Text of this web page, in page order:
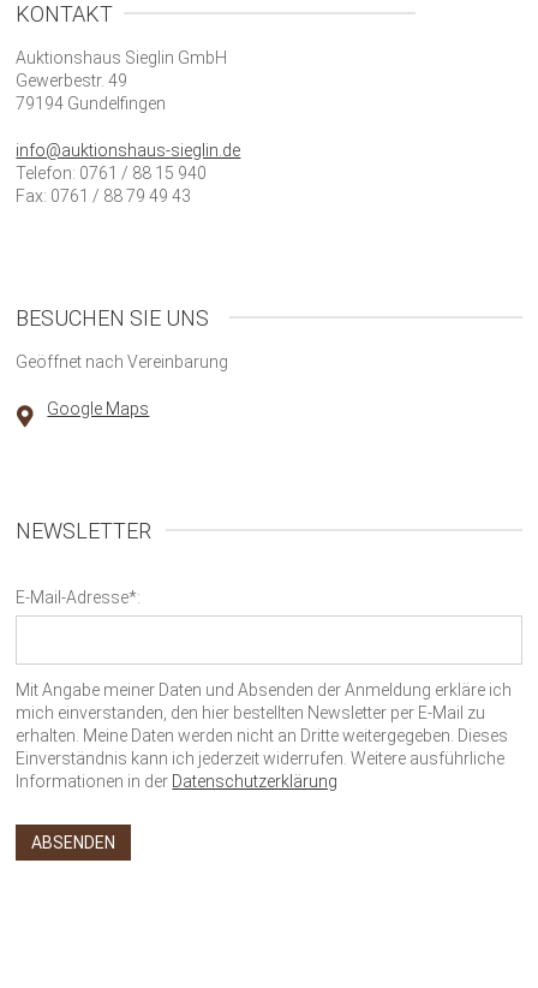
KONTAKT
Auktionshaus Sieglin GmbH
Gewerbestr. 49
79194 Gundelfingen
info@auktionshaus-sieglin.de
Telefon: 0761 / 88 15 940
Fax: 0761 / 88 79 49 43
BESUCHEN SIE UNS
Geöffnet nach Vereinbarung
Google Maps
NEWSLETTER
E-Mail-Adresse*:
Mit Angabe meiner Daten und Absenden der Anmeldung erkläre ich
mich einverstanden, den hier bestellten Newsletter per E-Mail zu
erhalten. Meine Daten werden nicht an Dritte weitergegeben. Dieses
Einverständnis kann ich jederzeit widerrufen. Weitere ausführliche
Informationen in der Datenschutzerklärung